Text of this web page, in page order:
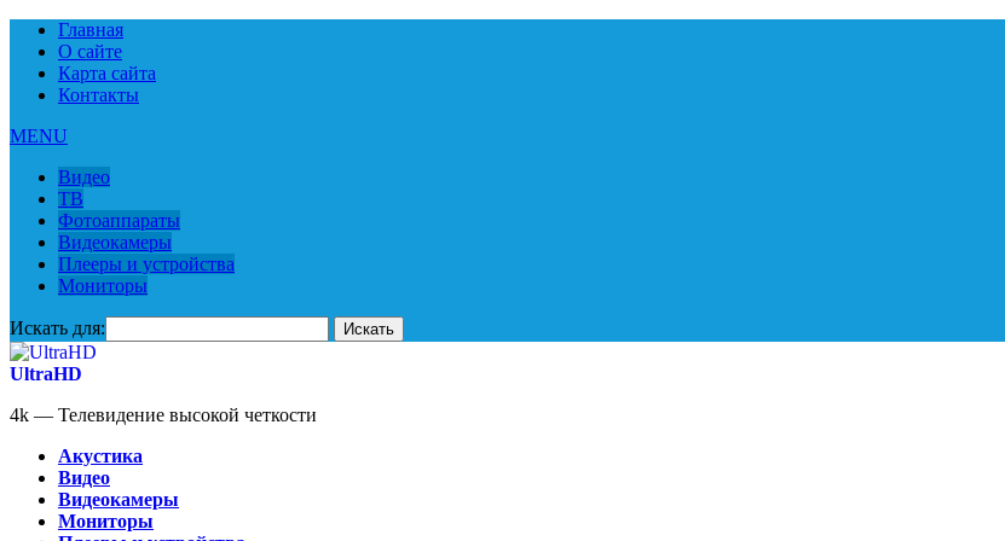
Главная
О сайте
Карта сайта
Контакты
MENU
Видео
ТВ
Фотоаппараты
Видеокамеры
Плееры и устройства
Мониторы
Искать для:
UltraHD
4k — Телевидение высокой четкости
Акустика
Видео
Видеокамеры
Мониторы